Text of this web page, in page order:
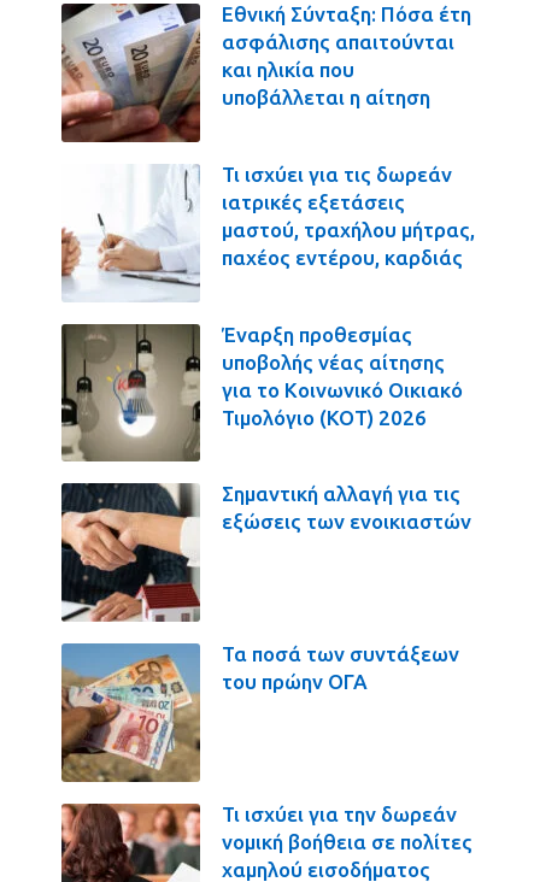
Εθνική Σύνταξη: Πόσα έτη
ασφάλισης απαιτούνται
και ηλικία που
υποβάλλεται η αίτηση
Τι ισχύει για τις δωρεάν
ιατρικές εξετάσεις
μαστού, τραχήλου μήτρας,
παχέος εντέρου, καρδιάς
Έναρξη προθεσμίας
υποβολής νέας αίτησης
για το Κοινωνικό Οικιακό
Τιμολόγιο (ΚΟΤ) 2026
Σημαντική αλλαγή για τις
εξώσεις των ενοικιαστών
Τα ποσά των συντάξεων
του πρώην ΟΓΑ
Τι ισχύει για την δωρεάν
νομική βοήθεια σε πολίτες
χαμηλού εισοδήματος